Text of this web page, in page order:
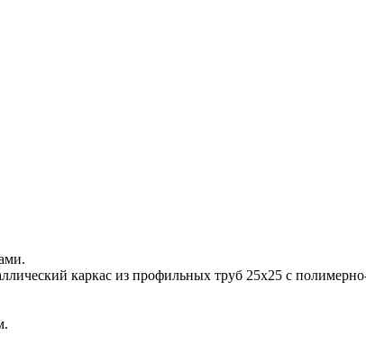
каркас из профильных труб 25х25 с